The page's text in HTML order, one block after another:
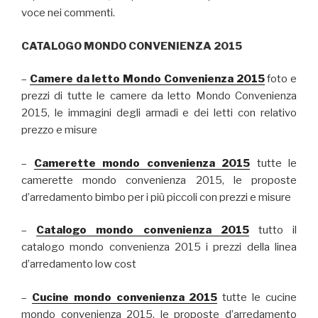
voce nei commenti.
CATALOGO MONDO CONVENIENZA 2015
– Camere da letto Mondo Convenienza 2015foto e
prezzi di tutte le camere da letto Mondo Convenienza
2015, le immagini degli armadi e dei letti con relativo
prezzo e misure
– Camerette mondo convenienza 2015 tutte le
camerette mondo convenienza 2015, le proposte
d’arredamento bimbo per i più piccoli con prezzi e misure
– Catalogo mondo convenienza 2015tutto il
catalogo mondo convenienza 2015 i prezzi della linea
d’arredamento low cost
– Cucine mondo convenienza 2015 tutte le cucine
mondo convenienza 2015, le proposte d’arredamento